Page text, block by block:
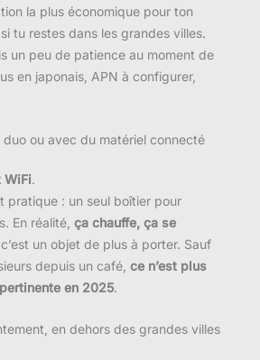
la plus économique pour ton
si tu restes dans les grandes villes.
un peu de patience au moment de
en japonais, APN à configurer,
duo ou avec du matériel connecté
WiFi.
pratique : un seul boîtier pour
En réalité, ça chauffe, ça se
c’est un objet de plus à porter. Sauf
depuis un café, ce n’est plus
en 2025.
en dehors des grandes villes